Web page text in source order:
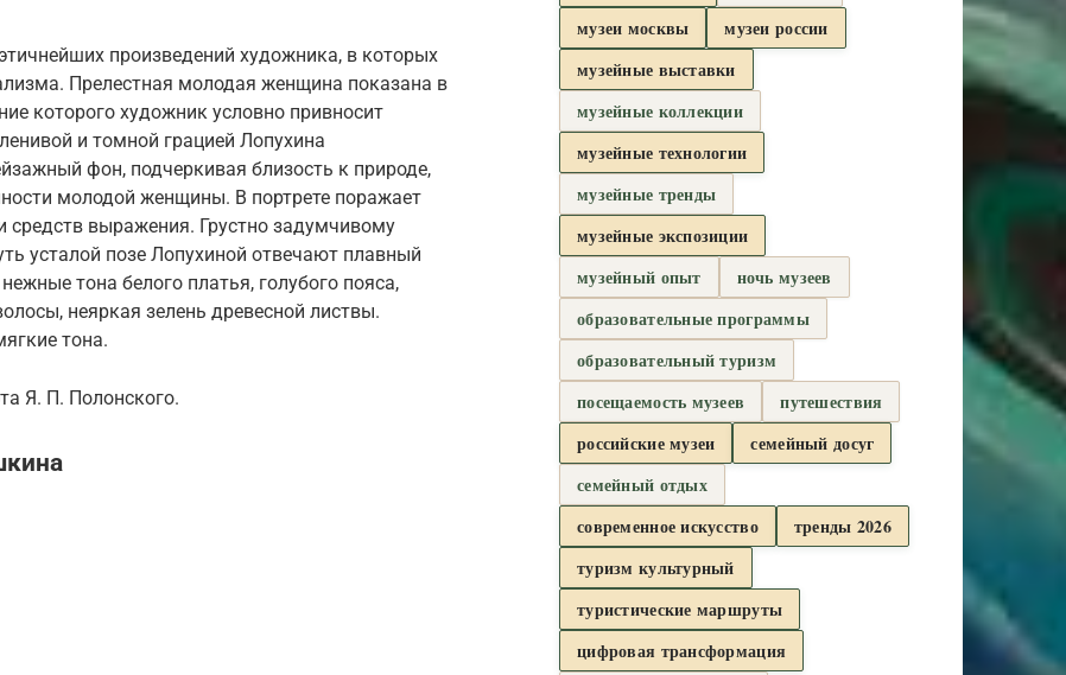
произведений художника, в которых
Прелестная молодая женщина показана в
которого художник условно привносит
и томной грацией Лопухина
фон, подчеркивая близость к природе,
молодой женщины. В портрете поражает
средств выражения. Грустно задумчивому
усталой позе Лопухиной отвечают плавный
тона белого платья, голубого пояса,
неяркая зелень древесной листвы.
тона.
Я. П. Полонского.
музеи москвы
музеи россии
музейные выставки
музейные коллекции
музейные технологии
музейные тренды
музейные экспозиции
музейный опыт
ночь музеев
образовательные программы
образовательный туризм
посещаемость музеев
путешествия
российские музеи
семейный досуг
семейный отдых
современное искусство
тренды 2026
туризм культурный
туристические маршруты
цифровая трансформация